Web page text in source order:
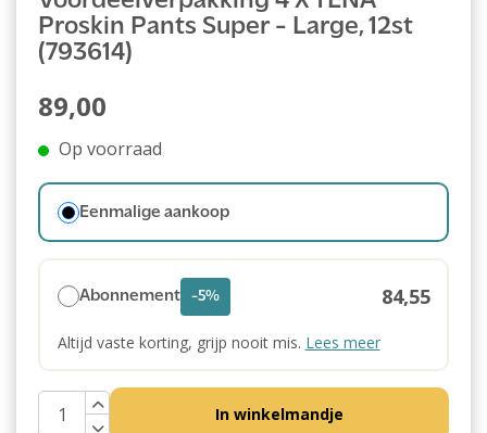
Proskin Pants Super - Large, 12st
(793614)
89,00
Op voorraad
Eenmalige aankoop
Abonnement -5% 84,55
Altijd vaste korting, grijp nooit mis. Lees meer
In winkelmandje